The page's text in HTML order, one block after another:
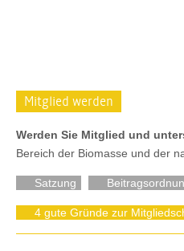
Mitglied werden
Werden Sie Mitglied und
Bereich der Biomasse und der
Satzung
4 gute Gründe zur